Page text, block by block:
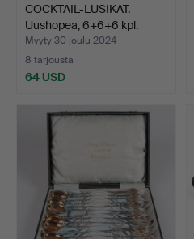
COCKTAIL-LUSIKAT.
Uushopea, 6+6+6 kpl.
Myyty 30 joulu 2024
8 tarjousta
64 USD